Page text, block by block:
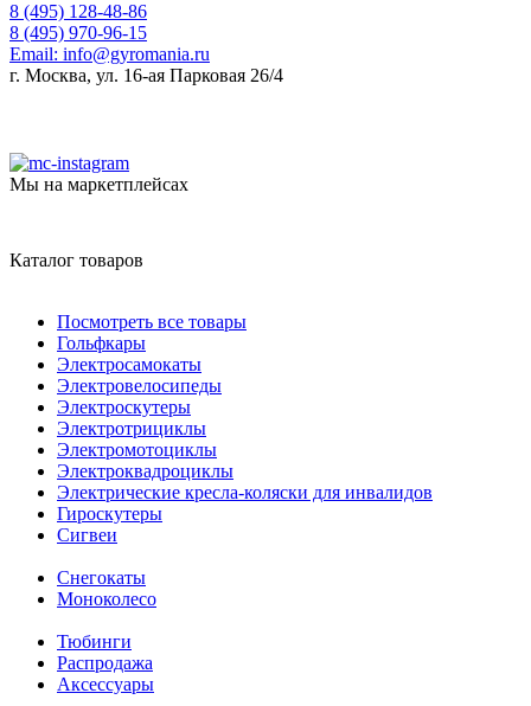
8 (495) 128-48-86
8 (495) 970-96-15
Email: info@gyromania.ru
г. Москва, ул. 16-ая Парковая 26/4
Мы на маркетплейсах
Каталог товаров
Посмотреть все товары
Гольфкары
Электросамокаты
Электровелосипеды
Электроскутеры
Электротрициклы
Электромотоциклы
Электроквадроциклы
Электрические кресла-коляски для инвалидов
Гироскутеры
Сигвеи
Снегокаты
Моноколесо
Тюбинги
Распродажа
Аксессуары